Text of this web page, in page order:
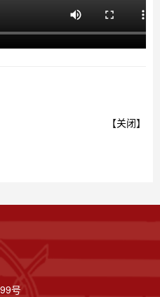
【关闭】
号